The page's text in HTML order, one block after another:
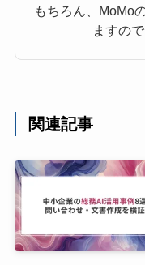
もちろん、MoMo
ますの
関連記事